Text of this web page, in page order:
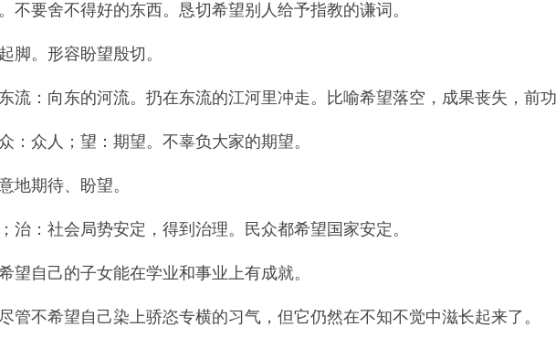
要舍不得好的东西。恳切希望别人给予指教的谦词。
。形容盼望殷切。
：向东的河流。扔在东流的江河里冲走。比喻希望落空，成果丧失，前功
众人；望：期望。不辜负大家的期望。
期待、盼望。
：社会局势安定，得到治理。民众都希望国家安定。
自己的子女能在学业和事业上有成就。
不希望自己染上骄恣专横的习气，但它仍然在不知不觉中滋长起来了。